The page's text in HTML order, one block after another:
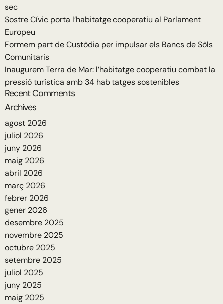
sec
Sostre Cívic porta l’habitatge cooperatiu al Parlament
Europeu
Formem part de Custòdia per impulsar els Bancs de Sòls
Comunitaris
Inaugurem Terra de Mar: l’habitatge cooperatiu combat la
pressió turística amb 34 habitatges sostenibles
Recent Comments
Archives
agost 2026
juliol 2026
juny 2026
maig 2026
abril 2026
març 2026
febrer 2026
gener 2026
desembre 2025
novembre 2025
octubre 2025
setembre 2025
juliol 2025
juny 2025
maig 2025